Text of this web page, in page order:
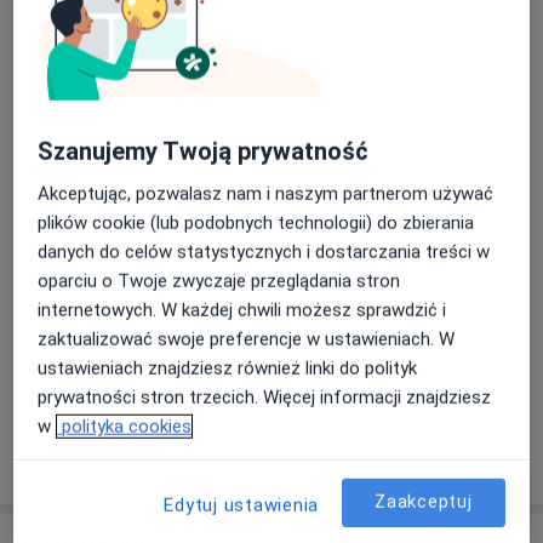
Angelika Jęcek
Pomorska 106, 91-402 Łódź
Zapraszam na profesjonalną higienizację 4w1 za
Stomatologia.
Podczas wizyty wykonam pełną higienizację,
która obejmuje:
• dokładne usunięcie kamienia nazębnego
(skaling)
• oczyszczenie zębów z osadów (piaskowanie)
• wygładzenie powierzchni zębów (polerowanie)
• zabezpieczenie ich fluorem (fluoryzacja)
To kompleksowy zabieg, który pomoże Ci zadbać
o zdrowie jamy ustnej, odświeży Twój uśmiech i
pozwoli uniknąć kosztownego leczenia w
przyszłości. Dodatkowo otrzymasz indywidualne
Dowiedz się więcej
14/07/2025
Szanujemy Twoją prywatność
Akceptując, pozwalasz nam i naszym partnerom używać
plików cookie (lub podobnych technologii) do zbierania
danych do celów statystycznych i dostarczania treści w
oparciu o Twoje zwyczaje przeglądania stron
internetowych. W każdej chwili możesz sprawdzić i
zaktualizować swoje preferencje w ustawieniach. W
ustawieniach znajdziesz również linki do polityk
prywatności stron trzecich. Więcej informacji znajdziesz
w polityka cookies
Edytuj ustawienia Zaakceptuj